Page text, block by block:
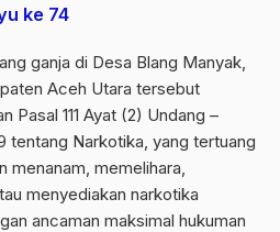
ke 74
ganja di Desa Blang Manyak,
Aceh Utara tersebut
Pasal 111 Ayat (2) Undang –
tentang Narkotika, yang tertuang
menanam, memelihara,
menyediakan narkotika
ancaman maksimal hukuman